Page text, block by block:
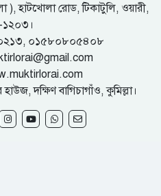
হাটখোলা রোড, টিকাটুলি, ওয়ারী,
১২০৩।
০১৫৮০৮০৫৪০৮
দক্ষিণ বাগিচাগাঁও, কুমিল্লা।